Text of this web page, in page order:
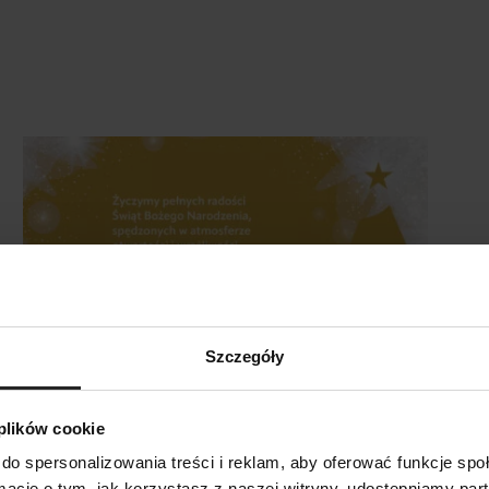
Szczegóły
cookie
spersonalizowania treści i reklam, aby oferować funkcje
Życzenia SZUKAJ